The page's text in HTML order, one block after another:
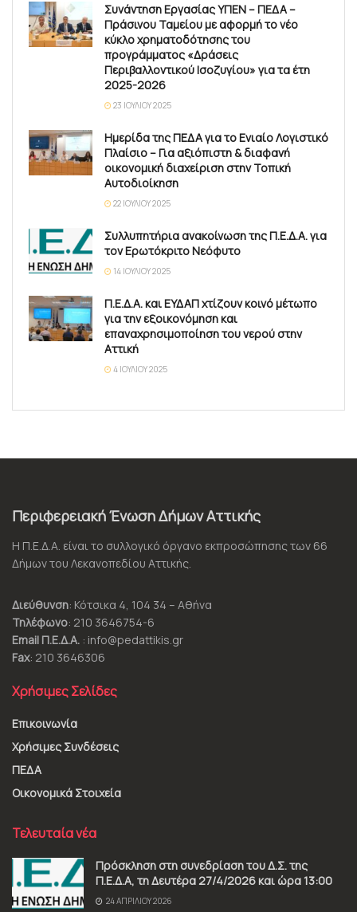
Συνάντηση Εργασίας ΥΠΕΝ – ΠΕΔΑ –
Πράσινου Ταμείου με αφορμή το νέο
κύκλο χρηματοδότησης του
προγράμματος «Δράσεις
Περιβαλλοντικού Ισοζυγίου» για τα έτη
2025-2026
23 ΙΟΥΛΊΟΥ 2025
Ημερίδα της ΠΕΔΑ για το Ενιαίο Λογιστικό
Πλαίσιο – Για αξιόπιστη & διαφανή
οικονομική διαχείριση στην Τοπική
Αυτοδιοίκηση
22 ΙΟΥΛΊΟΥ 2025
Συλλυπητήρια ανακοίνωση της Π.Ε.Δ.Α. για
τον Ερωτόκριτο Νεόφυτο
14 ΙΟΥΛΊΟΥ 2025
Π.Ε.Δ.Α. και ΕΥΔΑΠ χτίζουν κοινό μέτωπο
για την εξοικονόμηση και
επαναχρησιμοποίηση του νερού στην
Αττική
4 ΙΟΥΛΊΟΥ 2025
Περιφερειακή Ένωση Δήμων Αττικής
Η Π.Ε.Δ.Α. είναι το συλλογικό όργανο εκπροσώπησης των 66
Δήμων του Λεκανοπεδίου Αττικής.
Διεύθυνση: Κότσικα 4, 104 34 – Αθήνα
Τηλέφωνο: 210 3646754-6
Email Π.Ε.Δ.Α. : info@pedattikis.gr
Fax: 210 3646306
Χρήσιμες Σελίδες
Επικοινωνία
Χρήσιμες Συνδέσεις
ΠΕΔΑ
Οικονομικά Στοιχεία
Τελευταία νέα
Πρόσκληση στη συνεδρίαση του Δ.Σ. της
Π.Ε.Δ.Α, τη Δευτέρα 27/4/2026 και ώρα 13:00
24 ΑΠΡΙΛΊΟΥ 2026